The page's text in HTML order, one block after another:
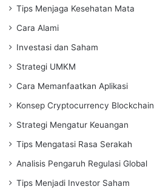
Tips Menjaga Kesehatan Mata
Cara Alami
Investasi dan Saham
Strategi UMKM
Cara Memanfaatkan Aplikasi
Konsep Cryptocurrency Blockchain
Strategi Mengatur Keuangan
Tips Mengatasi Rasa Serakah
Analisis Pengaruh Regulasi Global
Tips Menjadi Investor Saham